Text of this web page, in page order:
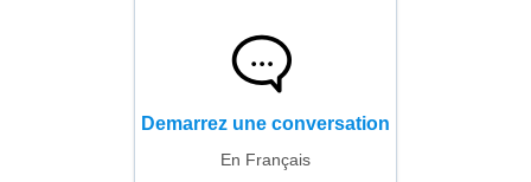
Demarrez une conversation
En Français